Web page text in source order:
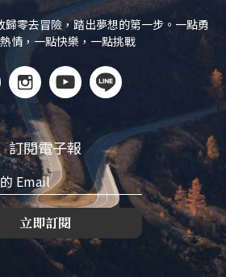
零去冒險，踏出夢想的第一步。一點勇
情，一點快樂，一點挑戰
訂閱電子報
立即訂閱